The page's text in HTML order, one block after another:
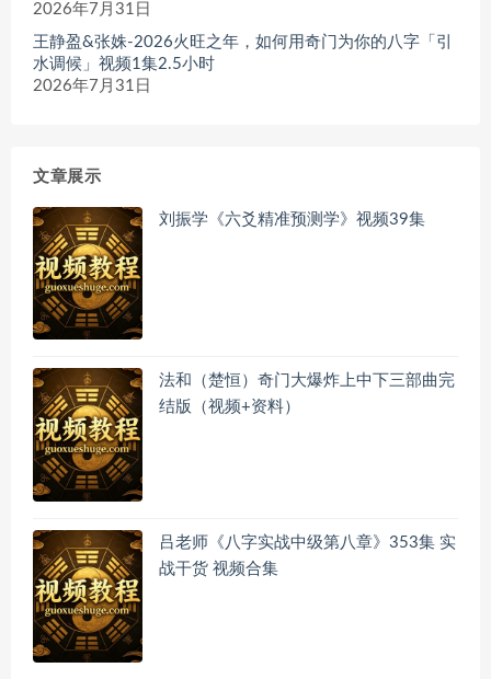
2026年7月31日
王静盈&张姝-2026火旺之年，如何用奇门为你的八字「引
水调候」视频1集2.5小时
2026年7月31日
文章展示
刘振学《六爻精准预测学》视频39集
法和（楚恒）奇门大爆炸上中下三部曲完
结版（视频+资料）
吕老师《八字实战中级第八章》353集 实
战干货 视频合集